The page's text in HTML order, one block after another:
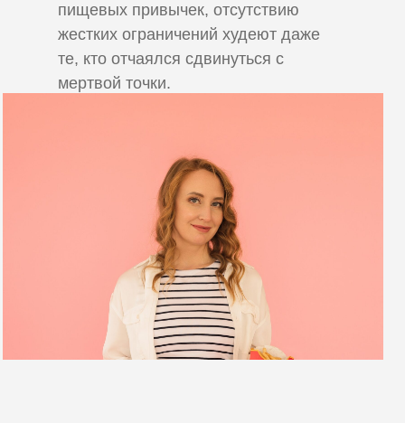
пищевых привычек, отсутствию
жестких ограничений худеют даже
те, кто отчаялся сдвинуться с
мертвой точки.